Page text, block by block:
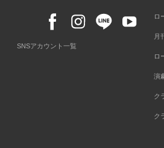
SNSアカウント一覧
ロ
月
ロ
演
ク
ク